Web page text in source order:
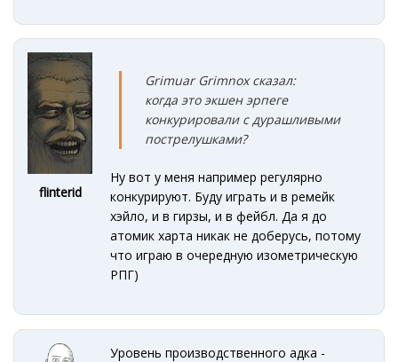
flinterid
Grimuar Grimnox сказал:
когда этоэкшен эрпеге
конкурировали с дурашливыми
пострелушками?
Ну вот у меня например регулярно
конкурируют. Буду играть и в ремейк
хэйло, и в гирзы, и в фейбл. Да я до
атомик харта никак не доберусь, потому
что играю в очередную изометрическую
РПГ)
Уровень производственного адка -